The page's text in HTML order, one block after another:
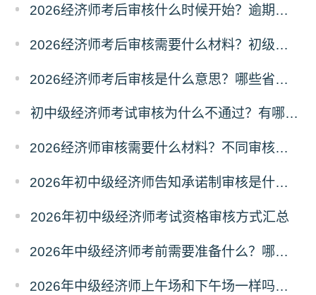
2026经济师考后审核什么时候开始？逾期没提交材料怎么办？
2026经济师考后审核需要什么材料？初级和中级材料有区别吗？
2026经济师考后审核是什么意思？哪些省份需要考后审核？
初中级经济师考试审核为什么不通过？有哪些原因？
2026经济师审核需要什么材料？不同审核方式的材料有区别吗？
2026年初中级经济师告知承诺制审核是什么？填报规则
2026年初中级经济师考试资格审核方式汇总
2026年中级经济师考前需要准备什么？哪些物品不能带？
2026年中级经济师上午场和下午场一样吗？考题有区别吗？